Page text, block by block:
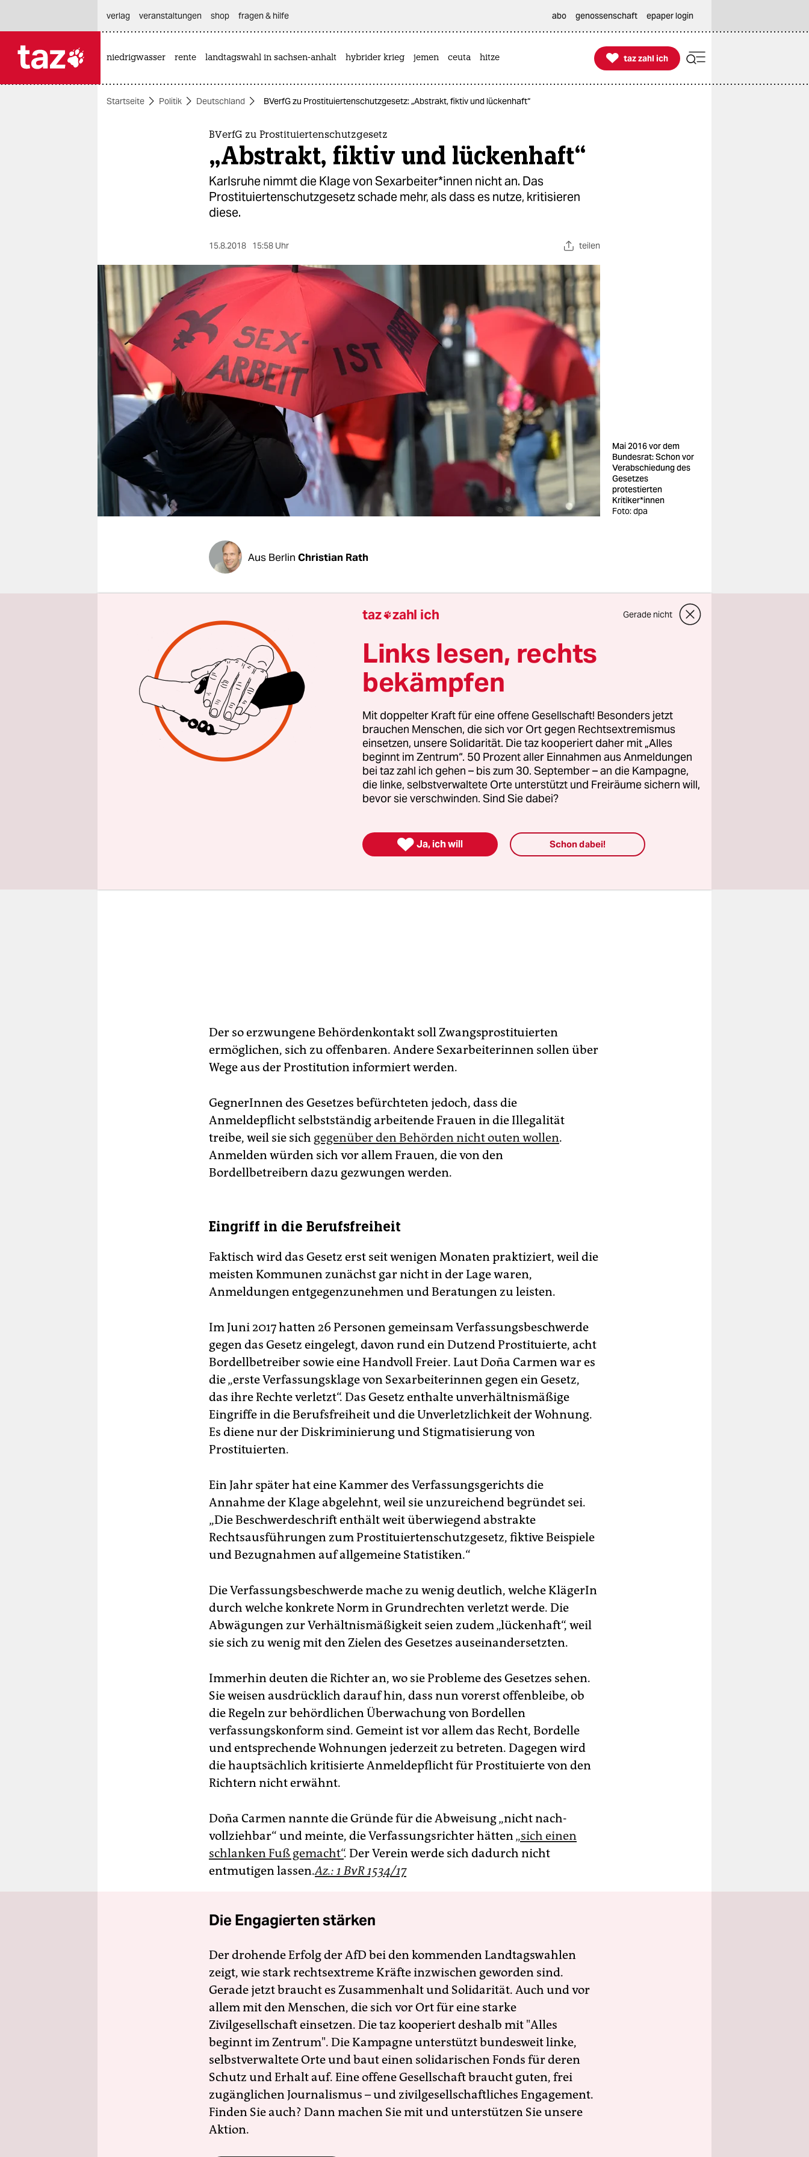
themen
berlin
nord
wahrheit
verlag
verlag
veranstaltungen
shop
fragen & hilfe
unterstützen
genossenschaft
verlag
veranstaltungen shop fragen & hilfe abo genossenschaft epaper login
niedrigwasser rente landtagswahl in sachsen-anhalt hybrider krieg jemen ceuta hitze 
taz zahl ich
taz zahl ich
Startseite Politik Deutschland BVerfG zu Prostituiertenschutzgesetz: „Abstrakt, fiktiv und lückenhaft“
BVerfG zu Prostituiertenschutzgesetz
„Abstrakt, fiktiv und lückenhaft“
Karlsruhe nimmt die Klage von Sexarbeiter*innen nicht an. Das
Prostituiertenschutzgesetz schade mehr, als dass es nutze, kritisieren
diese.
15.8.2018 15:58 Uhr teilen
Mai 2016 vor dem
Bundesrat: Schon vor
Verabschiedung des
Gesetzes
protestierten
Kritiker*innen
Foto: dpa
Aus Berlin Christian Rath
Das Bundesverfassungsgericht hat eine Klage gegen das
Prostituiertenschutzgesetz abgelehnt. Die Selbsthilfeorganisation
Doña Carmen, die die Klage initiiert hatte, wertet den Karlsruher
Beschluss als „Ausdruck einertiefsitzenden Missachtung und des
mangelnden Respekts
gegenüber der Tätigkeit von Sexarbeiter/innen“.
Das von der Großen Koalition beschlossene Prostituiertenschutzgesetz
ist im Juli 2017 in Kraft getreten. Seitdem müssen sich Prostituierte bei
den örtlichen Behörden anmelden, sie müssen die
Anmeldebescheinigung mit sich führen und regelmäßig
Gesundheitsberatungen besuchen.
Der so erzwungene Behördenkontakt soll Zwangsprostituierten
ermöglichen, sich zu offenbaren. Andere Sexarbeiterinnen sollen über
Wege aus der Prostitution informiert werden.
GegnerInnen des Gesetzes befürchteten jedoch, dass die
Anmeldepflicht selbstständig arbeitende Frauen in die Illegalität
treibe, weil sie sich gegenüber den Behörden nicht outen wollen.
Anmelden würden sich vor allem Frauen, die von den
Bordellbetreibern dazu gezwungen werden.
Eingriff in die Berufsfreiheit
Faktisch wird das Gesetz erst seit wenigen Monaten praktiziert, weil die
meisten Kommunen zunächst gar nicht in der Lage waren,
Anmeldungen entgegenzunehmen und Beratungen zu leisten.
Im Juni 2017 hatten 26 Personen gemeinsam Verfassungsbeschwerde
gegen das Gesetz eingelegt, davon rund ein Dutzend Prostituierte, acht
Bordellbetreiber sowie eine Handvoll Freier. Laut Doña Carmen war es
die „erste Verfassungsklage von Sexarbeiterinnen gegen ein Gesetz,
das ihre Rechte verletzt“. Das Gesetz enthalte unverhältnismäßige
Eingriffe in die Berufsfreiheit und die Unverletzlichkeit der Wohnung.
Es diene nur der Diskriminierung und Stigmatisierung von
Prostituierten.
Ein Jahr später hat eine Kammer des Verfassungsgerichts die
Annahme der Klage abgelehnt, weil sie unzureichend begründet sei.
„Die Beschwerdeschrift enthält weit überwiegend abstrakte
Rechtsausführungen zum Prostituiertenschutzgesetz, fiktive Beispiele
und Bezugnahmen auf allgemeine Statistiken.“
Die Verfassungsbeschwerde mache zu wenig deutlich, welche KlägerIn
durch welche konkrete Norm in Grundrechten verletzt werde. Die
Abwägungen zur Verhältnismäßigkeit seien zudem „lückenhaft“, weil
sie sich zu wenig mit den Zielen des Gesetzes auseinandersetzten.
Immerhin deuten die Richter an, wo sie Probleme des Ge­setzes sehen.
Sie weisen ausdrücklich darauf hin, dass nun vorerst offenbleibe, ob
die Regeln zur behördlichen Überwachung von Bordellen
verfassungskonform sind. Gemeint ist vor allem das Recht, Bordelle
und entsprechende Wohnungen jederzeit zu betreten. Dagegen wird
die hauptsächlich kritisierte Anmeldepflicht für Prostituierte von den
Richtern nicht erwähnt.
Doña Carmen nannte die Gründe für die Abweisung „nicht nach­
vollziehbar“ und meinte, die Verfassungsrichter hätten„sich einen
schlanken Fuß gemacht“. Der Verein werde sich dadurch nicht
entmutigen lassen.Az.: 1 BvR 1534/17
Die Engagierten stärken
Der drohende Erfolg der AfD bei den kommenden Landtagswahlen
zeigt, wie stark rechtsextreme Kräfte inzwischen geworden sind.
Gerade jetzt braucht es Zusammenhalt und Solidarität. Auch und vor
allem mit den Menschen, die sich vor Ort für eine starke
Zivilgesellschaft einsetzen. Die taz kooperiert deshalb mit "Alles
beginnt im Zentrum". Die Kampagne unterstützt bundesweit linke,
selbstverwaltete Orte und baut einen solidarischen Fonds für deren
Schutz und Erhalt auf. Eine offene Gesellschaft braucht guten, frei
zugänglichen Journalismus – und zivilgesellschaftliches Engagement.
Finden Sie auch? Dann machen Sie mit und unterstützen Sie unsere
Aktion.
taz zahl ich Gerade nicht
Links lesen, rechts
bekämpfen
Mit doppelter Kraft für eine offene Gesellschaft! Besonders jetzt
brauchen Menschen, die sich vor Ort gegen Rechtsextremismus
einsetzen, unsere Solidarität. Die taz kooperiert daher mit „Alles
beginnt im Zentrum“. 50 Prozent aller Einnahmen aus Anmeldungen
bei taz zahl ich gehen – bis zum 30. September – an die Kampagne,
die linke, selbstverwaltete Orte unterstützt und Freiräume sichern will,
bevor sie verschwinden. Sind Sie dabei?
 Ja, ich will Schon dabei!